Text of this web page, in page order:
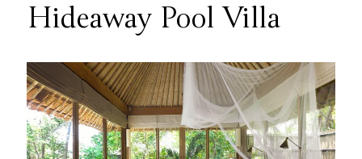
Hideaway Pool Villa